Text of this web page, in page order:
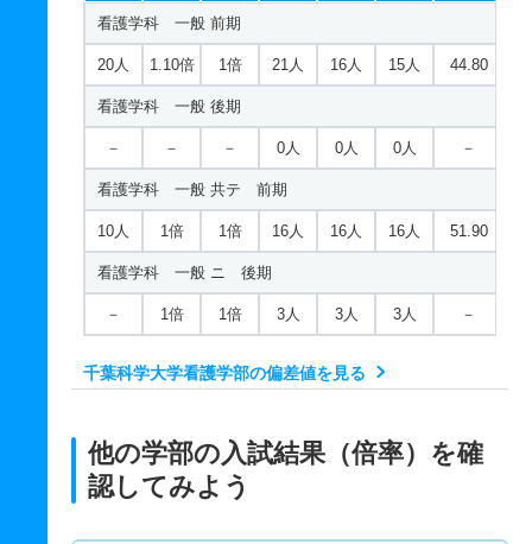
看護学科 一般 前期
20人 1.10倍 1倍 21人 16人 15人 44.80
看護学科 一般 後期
－ － － 0人 0人 0人 －
看護学科 一般 共テ 前期
10人 1倍 1倍 16人 16人 16人 51.90
看護学科 一般 ニ 後期
－ 1倍 1倍 3人 3人 3人 －
千葉科学大学看護学部の偏差値を見る
他の学部の入試結果（倍率）を確
認してみよう